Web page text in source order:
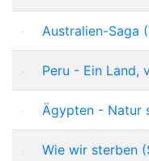
Australien-Saga
Peru - Ein Land,
Ägypten - Natur
Wie wir sterben